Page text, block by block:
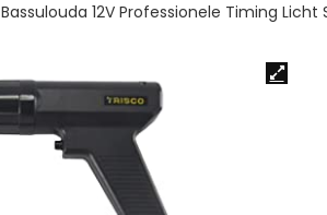
Bassulouda 12V Professionele Timing